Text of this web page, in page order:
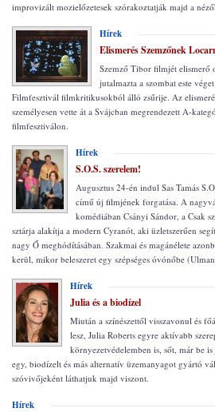
improvizált mozielőzetesek szórakoztatják majd a
Hírek
Elismerés Szemzőnek
Szemző Tibor filmjét elismerő
jutalmazta a szombat este
Filmfesztivál filmkritikusokból álló zsűrije. Az
személyesen vette át a Svájcban megrendezett A-
filmfesztiválon.
Hírek
S.O.S. szerelem!
Augusztus 24-én indul Sas Tamás
című új filmjének forgatása. A
komédiában Csányi Sándor, a Csak
sztárja alakítja a modern Cyranót, aki üzletszerűen
nagy Ő meghódításában. Szakmai és magánélete
kerül, mikor beleszeret egy szépséges óvónőbe
Hírek
Julia és a biodízel
Miután a színészettől visszavonul és
lesz, Julia Roberts egyre aktívabb
környezetvédelemben is, sőt, már be
egy, biodízelt és más alternatív üzemanyagot gyártó
szóvivőjeként láthatjuk majd viszont.
Hírek